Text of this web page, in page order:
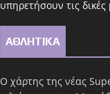
υπηρετήσουν τις
ΑΘΛΗΤΙΚΑ
Ο χάρτης της νέας